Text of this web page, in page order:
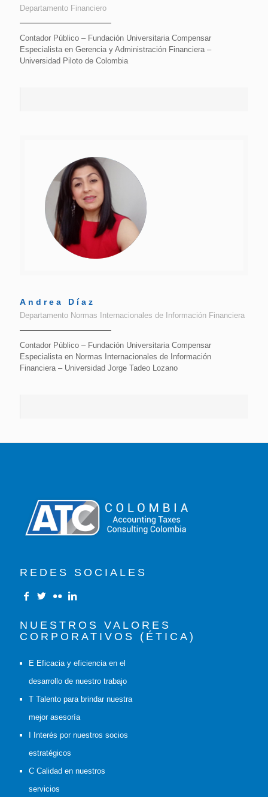
Departamento Financiero
Contador Público – Fundación Universitaria Compensar
Especialista en Gerencia y Administración Financiera –
Universidad Piloto de Colombia
Andrea Díaz
Departamento Normas Internacionales de Información Financiera
Contador Público – Fundación Universitaria Compensar
Especialista en Normas Internacionales de Información
Financiera – Universidad Jorge Tadeo Lozano
REDES SOCIALES
NUESTROS VALORES
CORPORATIVOS (ÉTICA)
E Eficacia y eficiencia en el
desarrollo de nuestro trabajo
T Talento para brindar nuestra
mejor asesoría
I Interés por nuestros socios
estratégicos
C Calidad en nuestros
servicios